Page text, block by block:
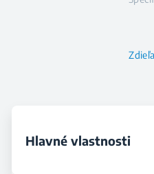
Hlavné vlastnosti